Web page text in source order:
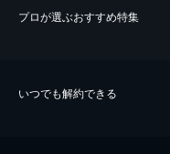
プロが選ぶおすすめ特集
いつでも解約できる